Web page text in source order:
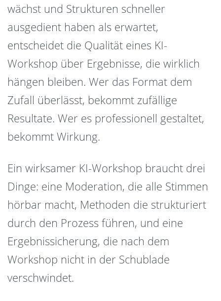
wächst und Strukturen schneller
ausgedient haben als erwartet,
entscheidet die Qualität eines KI-
Workshop über Ergebnisse, die wirklich
hängen bleiben. Wer das Format dem
Zufall überlässt, bekommt zufällige
Resultate. Wer es professionell gestaltet,
bekommt Wirkung.
Ein wirksamer KI-Workshop braucht drei
Dinge: eine Moderation, die alle Stimmen
hörbar macht, Methoden die strukturiert
durch den Prozess führen, und eine
Ergebnissicherung, die nach dem
Workshop nicht in der Schublade
verschwindet.